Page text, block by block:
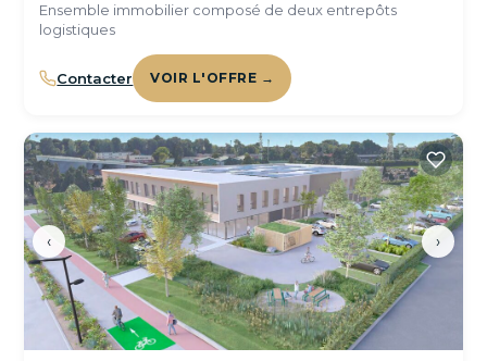
Ensemble immobilier composé de deux entrepôts
logistiques
Contacter VOIR L'OFFRE →
‹ ›